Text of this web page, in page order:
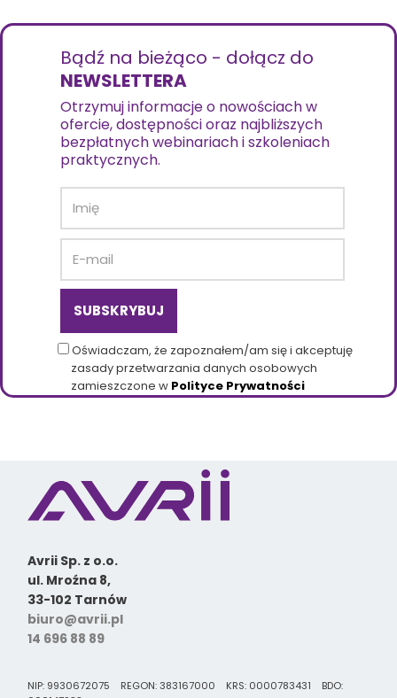
Bądź na bieżąco - dołącz do
NEWSLETTERA
Otrzymuj informacje o nowościach w
ofercie, dostępności oraz najbliższych
bezpłatnych webinariach i szkoleniach
praktycznych.
Oświadczam, że zapoznałem/am się i akceptuję
zasady przetwarzania danych osobowych
zamieszczone w Polityce Prywatności
Avrii Sp. z o.o.
ul. Mroźna 8,
33-102 Tarnów
biuro@avrii.pl
14 696 88 89
NIP: 9930672075 REGON: 383167000 KRS: 0000783431 BDO: